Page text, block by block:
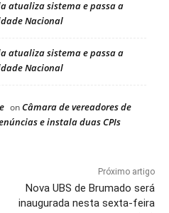
atualiza sistema e passa a
Nacional
atualiza sistema e passa a
Nacional
onCâmara de vereadores de
e instala duas CPIs
Próximo artigo
Nova UBS de Brumado será
inaugurada nesta sexta-feira